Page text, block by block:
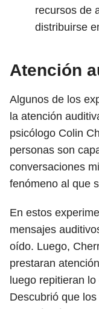
recursos de
distribuirse
Atención
Algunos de los
la atención
psicólogo Colin
personas son
conversaciones
fenómeno al que
En estos
mensajes
oído. Luego,
prestaran
luego repitieran
Descubrió que